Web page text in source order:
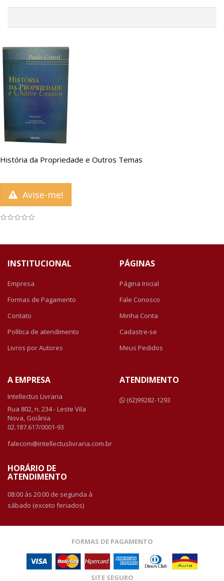
História da Propriedade e Outros Temas
Avise-me!
INSTITUCIONAL
Empresa
Formas de Pagamento
Contato
Política de atendimento
Livros por Autores
PÁGINAS
Página Inicial
Fale Conosco
Minha Conta
Cadastre-se
Meus Pedidos
A EMPRESA
Intellectus Livraria
Rua 802, n. 234 - Leste Vila
Nova, Goiânia
02.187.617/0001-93
falecom@intellectuslivraria.com.br
HORÁRIO DE
ATENDIMENTO
08:00 às 20:00 de segunda à
sábado (exceto feriados)
ATENDIMENTO
(62)99282-1293
FORMAS DE PAGAMENTO
SITE SEGURO